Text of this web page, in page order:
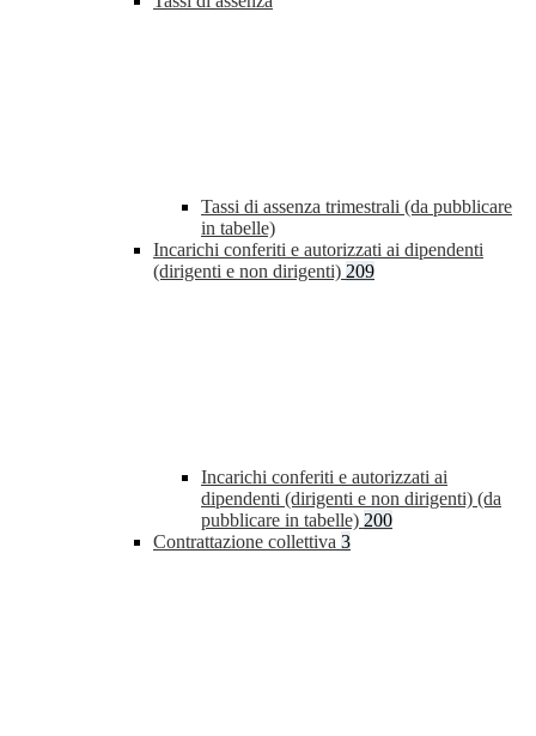
Tassi di assenza trimestrali (da pubblicare
in tabelle)
Incarichi conferiti e autorizzati ai dipendenti
(dirigenti e non dirigenti) 209
Incarichi conferiti e autorizzati ai
dipendenti (dirigenti e non dirigenti) (da
pubblicare in tabelle) 200
Contrattazione collettiva 3